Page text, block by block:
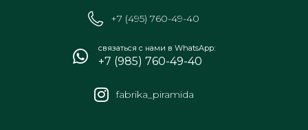
+7 (495) 760-49-40
связаться с нами в WhatsApp:
+7 (985) 760-49-40
fabrika_piramida